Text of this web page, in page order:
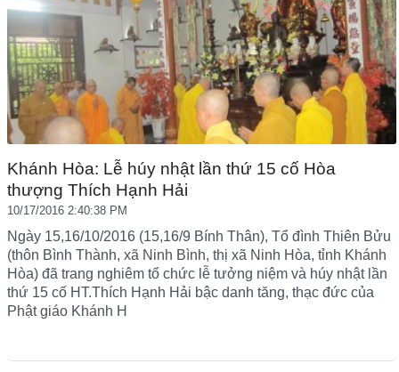
Khánh Hòa: Lễ húy nhật lần thứ 15 cố Hòa
thượng Thích Hạnh Hải
10/17/2016 2:40:38 PM
Ngày 15,16/10/2016 (15,16/9 Bính Thân), Tổ đình Thiên Bửu
(thôn Bình Thành, xã Ninh Bình, thị xã Ninh Hòa, tỉnh Khánh
Hòa) đã trang nghiêm tổ chức lễ tưởng niệm và húy nhật lần
thứ 15 cố HT.Thích Hạnh Hải bậc danh tăng, thạc đức của
Phật giáo Khánh H